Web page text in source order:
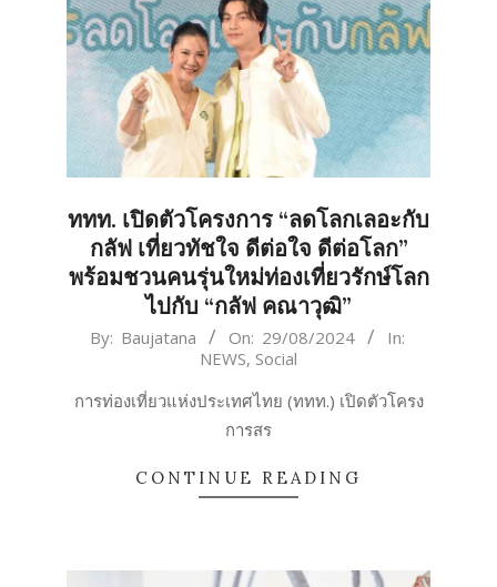
ททท. เปิดตัวโครงการ “ลดโลกเลอะกับ
กลัฟ เที่ยวทัชใจ ดีต่อใจ ดีต่อโลก”
พร้อมชวนคนรุ่นใหม่ท่องเที่ยวรักษ์โลก
ไปกับ “กลัฟ คณาวุฒิ”
2024-
By: Baujatana On: 29/08/2024
In:
NEWS, Social
การท่องเที่ยวแห่งประเทศไทย (ททท.) เปิดตัวโครง
การสร
CONTINUE READING